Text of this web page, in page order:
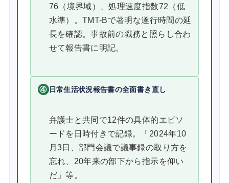
76（境界域）、処理速度指数72（低
水準）。TMT-Bで著明な遂行時間の延
長を確認。事故前の職務と照らし合わ
せて報告書に明記。
④ 日常生活状況報告書の全面書き直し
弁護士と共同で12件の具体的エピソ
ードを日時付きで記録。「2024年10
月3日、部門会議で議事録の取り方を
忘れ、20年来の部下から指示を仰い
だ」等。